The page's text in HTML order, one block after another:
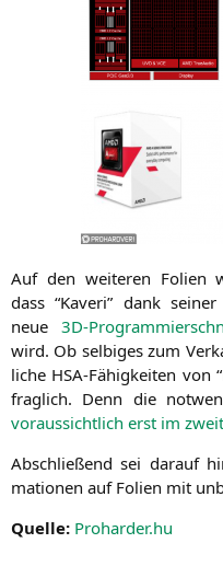
Auf den wei­te­ren Foli­en
dass “Kaveri” dank sei­ner
neue 3D-
wird. Ob sel­bi­ges zum
li­che HSA-Fähig­kei­ten von
frag­lich. Denn die
vor­aus­sicht­lich erst im
Abschlie­ßend sei dar­auf
ma­tio­nen auf Foli­en mit
Quel­le: Proharder.hu